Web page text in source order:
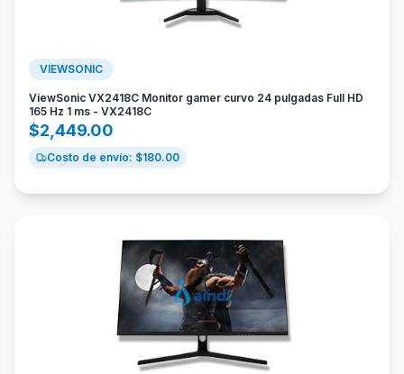
VIEWSONIC
ViewSonic VX2418C Monitor gamer curvo 24 pulgadas Full HD
165 Hz 1 ms - VX2418C
$2,449.00
Costo de envío: $180.00